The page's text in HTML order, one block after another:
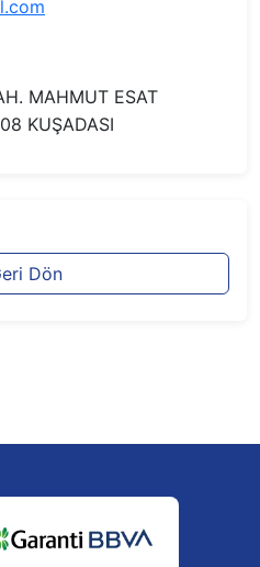
MAHMUT ESAT
KUŞADASI
Dön